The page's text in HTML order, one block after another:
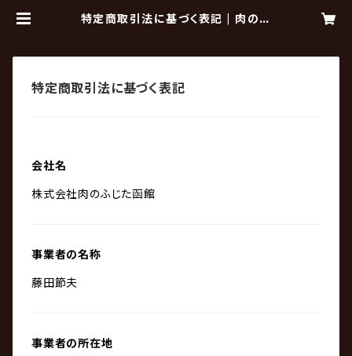
特定商取引法に基づく表記 | 肉のふ
特定商取引法に基づく表記
会社名
株式会社肉のふじた函館
事業者の名称
藤田節夫
事業者の所在地